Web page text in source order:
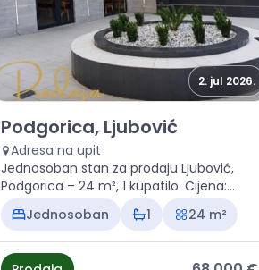
2. jul 2026.
Prodaja - Stan Podgorica, Ljubović
Podgorica, Ljubović
Adresa na upit
Jednosoban stan za prodaju Ljubović,
Podgorica – 24 m², 1 kupatilo. Cijena:
68.000 €
Jednosoban 1 24 m²